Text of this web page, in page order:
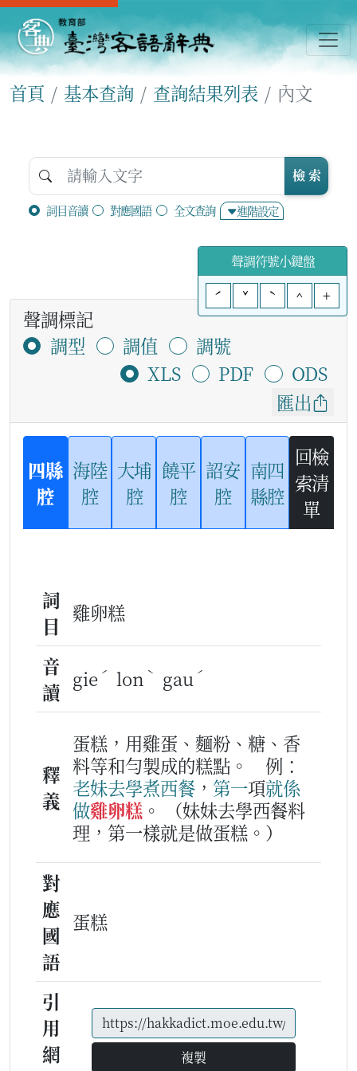
首頁 基本查詢 查詢結果列表 內文
詞目音讀 對應國語 全文查詢 進階設定
檢 索
聲調符號小鍵盤
ˊ
ˇ ˋ ^ +
聲調標記
調型
調值
調號
XLS
PDF
ODS
匯出
四縣
腔
海陸
腔
大埔
腔
饒平
腔
詔安
腔
南四
縣腔
回檢
索清
單
詞
目
雞卵糕
音
讀
gie ˊ lon ˋ gau ˊ
釋
義
蛋糕，用雞蛋、麵粉、糖、香
料等和勻製成的糕點。
例：
老妹去學煮西餐 ， 第一項就係
做雞卵糕 。
（妹妹去學西餐料
理，第一樣就是做蛋糕。）
對
應
國
語
蛋糕
引
用
網
複製